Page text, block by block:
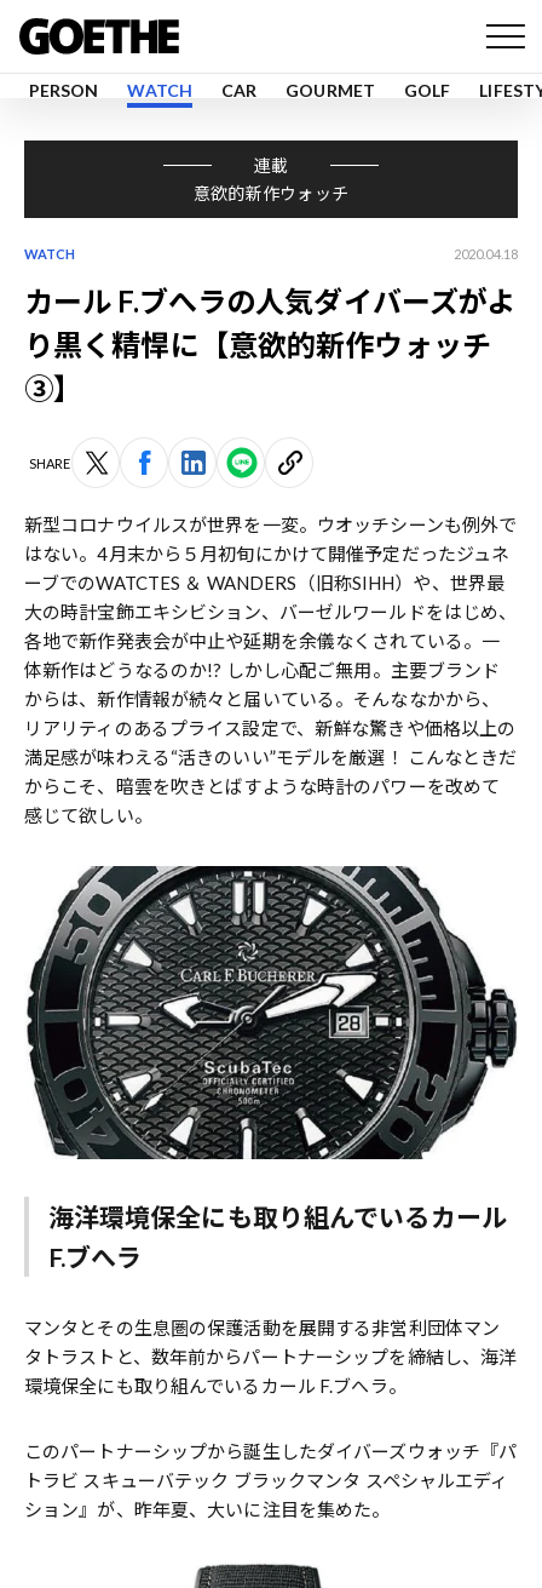
PERSON WATCH CAR GOURMET GOLF
連載
意欲的新作ウォッチ
WATCH 2020.04.18
カール F.ブへラの人気ダイバーズがよ
り黒く精悍に【意欲的新作ウォッチ
③】
SHARE
新型コロナウイルスが世界を一変。ウオッチシーンも例外で
はない。4月末から５月初旬にかけて開催予定だったジュネ
ーブでのWATCTES ＆ WANDERS（旧称SIHH）や、世界最
大の時計宝飾エキシビション、バーゼルワールドをはじめ、
各地で新作発表会が中止や延期を余儀なくされている。一
体新作はどうなるのか!? しかし心配ご無用。主要ブランド
からは、新作情報が続々と届いている。そんななかから、
リアリティのあるプライス設定で、新鮮な驚きや価格以上の
満足感が味わえる“活きのいい”モデルを厳選！ こんなときだ
からこそ、暗雲を吹きとばすような時計のパワーを改めて
感じて欲しい。
海洋環境保全にも取り組んでいるカール
F.ブへラ
マンタとその生息圏の保護活動を展開する非営利団体マン
タトラストと、数年前からパートナーシップを締結し、海洋
環境保全にも取り組んでいるカール F.ブへラ。
このパートナーシップから誕生したダイバーズウォッチ『パ
トラビ スキューバテック ブラックマンタ スペシャルエディ
ション』が、昨年夏、大いに注目を集めた。